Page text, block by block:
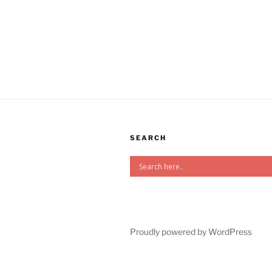
SEARCH
Proudly powered by WordPress